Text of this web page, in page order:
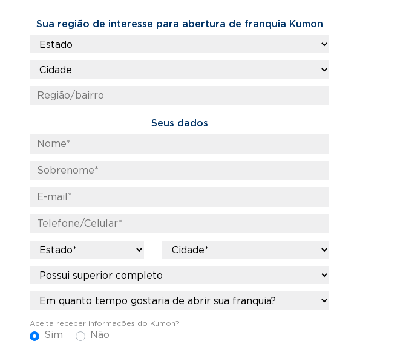
Sua região de interesse para abertura de franquia Kumon​
Seus dados
Aceita receber informações do Kumon?
Sim Não